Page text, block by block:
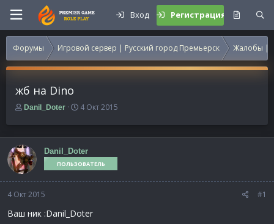
Вход Регистрация
Форумы Игровой сервер | Русский город Премьерск Жалобы |
жб на Dino
А
т
о
р
т
е
м
ы
Danil_Doter
Д
т
а
н
а
ч
а
4 Окт 2015
Danil_Doter
ПОЛЬЗОВАТЕЛЬ
4 Окт 2015 #1
Ваш ник :Danil_Doter